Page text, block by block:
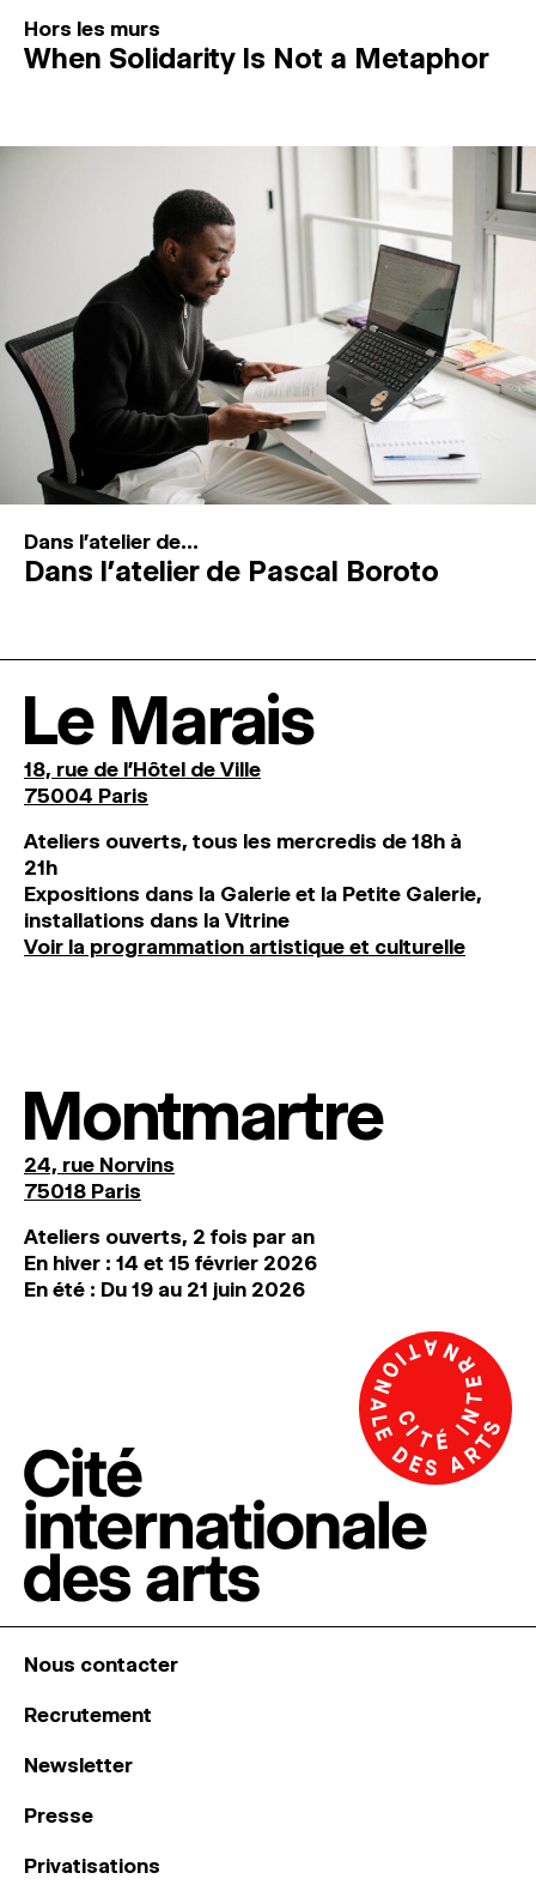
Hors les murs
When Solidarity Is Not a Metaphor
Dans l'atelier de...
Dans l’atelier de Pascal Boroto
Le Marais
18, rue de l'Hôtel de Ville
75004 Paris
Ateliers ouverts, tous les mercredis de 18h à
21h
Expositions dans la Galerie et la Petite Galerie,
installations dans la Vitrine
Voir la programmation artistique et culturelle
Montmartre
24, rue Norvins
75018 Paris
Ateliers ouverts, 2 fois par an
En hiver : 14 et 15 février 2026
En été : Du 19 au 21 juin 2026
Nous contacter
Recrutement
Newsletter
Presse
Privatisations